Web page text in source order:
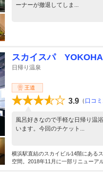
ーナーが撤退してしま...
スカイスパ
日帰り温泉
王道
3.9 （ 口コ
風呂好きなので手軽な日帰り温
います。今回のチケット...
横浜駅直結のスカイビル14階にある
空間。2018年11月に一部リニューア